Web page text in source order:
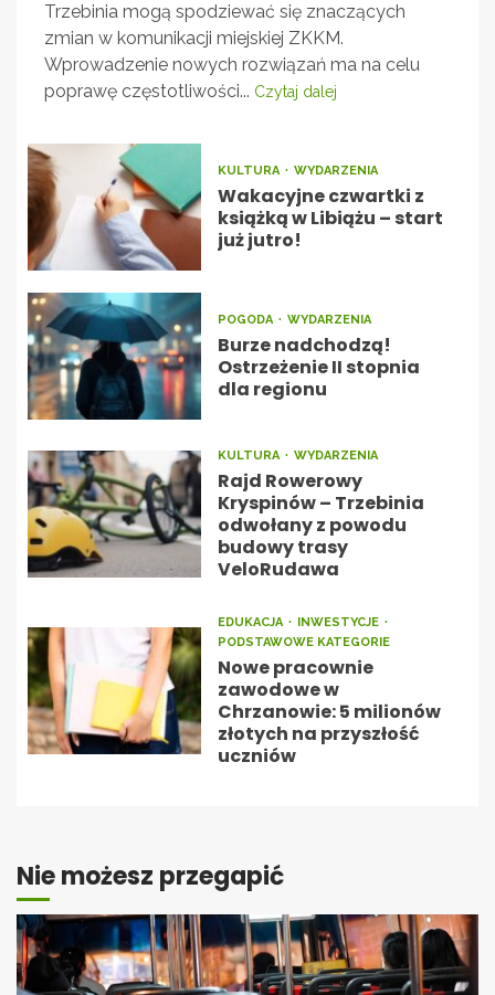
Trzebinia mogą spodziewać się znaczących
zmian w komunikacji miejskiej ZKKM.
Wprowadzenie nowych rozwiązań ma na celu
poprawę częstotliwości... Czytaj dalej
KULTURA WYDARZENIA
Wakacyjne czwartki z
książką w Libiążu – start
już jutro!
POGODA WYDARZENIA
Burze nadchodzą!
Ostrzeżenie II stopnia
dla regionu
KULTURA WYDARZENIA
Rajd Rowerowy
Kryspinów – Trzebinia
odwołany z powodu
budowy trasy
VeloRudawa
EDUKACJA
INWESTYCJE
PODSTAWOWE KATEGORIE
Nowe pracownie
zawodowe w
Chrzanowie: 5 milionów
złotych na przyszłość
uczniów
Nie możesz przegapić